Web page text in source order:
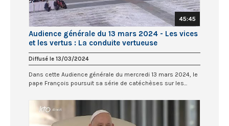
45:45
Audience générale du 13 mars 2024 - Les vices
et les vertus : La conduite vertueuse
Diffusé le 13/03/2024
Dans cette Audience générale du mercredi 13 mars 2024, le
pape François poursuit sa série de catéchèses sur les...